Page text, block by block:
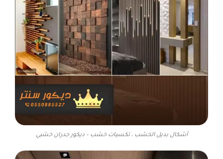
أشكال بديل الخشب ، تكسيات خشب – ديكور جدران خشبي